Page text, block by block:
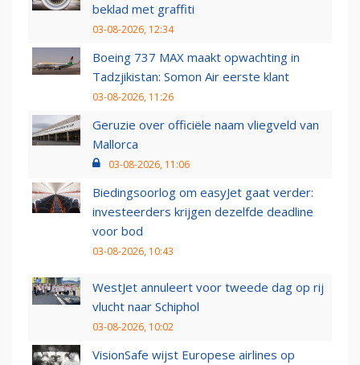
beklad met graffiti
03-08-2026, 12:34
Boeing 737 MAX maakt opwachting in
Tadzjikistan: Somon Air eerste klant
03-08-2026, 11:26
Geruzie over officiële naam vliegveld van
Mallorca
03-08-2026, 11:06
Biedingsoorlog om easyJet gaat verder:
investeerders krijgen dezelfde deadline
voor bod
03-08-2026, 10:43
WestJet annuleert voor tweede dag op rij
vlucht naar Schiphol
03-08-2026, 10:02
VisionSafe wijst Europese airlines op